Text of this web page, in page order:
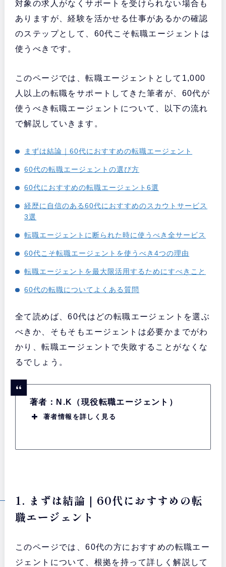
対象の求人がなくサポートを受けられない場合も
ありますが、経験を活かせる仕事があるかの確認
のステップとして、60代こそ転職エージェントは
使うべきです。
このページでは、転職エージェントとして1,000
人以上の転職をサポートしてきた筆者が、60代が
使うべき転職エージェントについて、以下の流れ
で解説していきます。
まずは結論｜60代におすすめの転職エージェント
60代の転職エージェントの選び方
60代におすすめの転職エージェント6選
経歴に自信のある60代におすすめのスカウトサービス
3選
転職エージェントに断られた時に使うべき全サービス
60代こそ転職エージェントを使うべき4つの理由
転職エージェントを最大限活用するためにすべきこと
60代の転職についてよくある質問
全て読めば、60代はどの転職エージェントを選ぶ
べきか、そもそもエージェントは必要かまでがわ
かり、転職エージェントで失敗することがなくな
るでしょう。
著者：N.K（現役転職エージェント）
著者情報を詳しく見る
1. まずは結論｜60代におすすめの転
職エージェント
このページでは、60代の方におすすめの転職エー
ジェントについて、根拠を持って詳しく解説して